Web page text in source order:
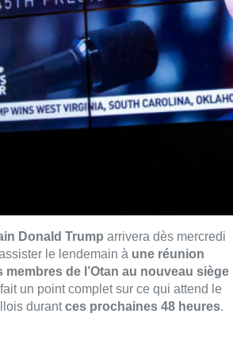
Donald Trump arrivera dès mercredi
le lendemain à une réunion
de l’Otan au nouveau siège
un point complet sur ce qui attend le
durantces prochaines 48 heures.